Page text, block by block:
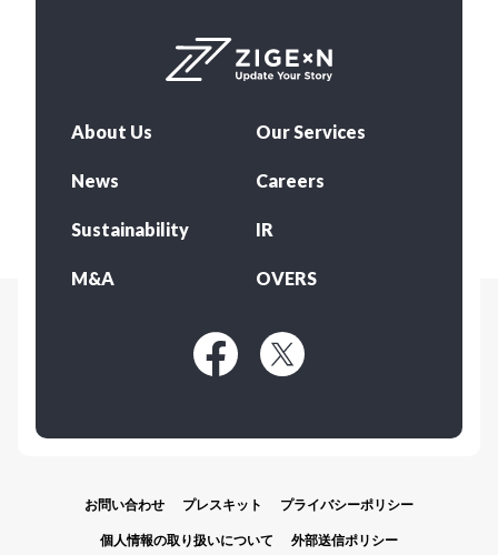
About Us Our Services
News Careers
Sustainability IR
M&A OVERS
お問い合わせ プレスキット プライバシーポリシー
個人情報の取り扱いについて 外部送信ポリシー